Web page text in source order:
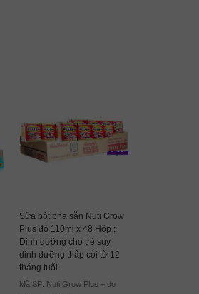
Sữa bột pha sẵn Nuti Grow
Plus đỏ 110ml x 48 Hộp :
Dinh dưỡng cho trẻ suy
dinh dưỡng thấp còi từ 12
tháng tuổi
Mã SP: Nuti Grow Plus + do